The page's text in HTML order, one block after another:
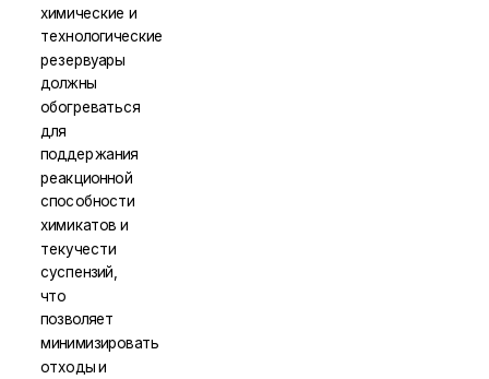
химические и
технологические
резервуары
должны
обогреваться
для
поддержания
реакционной
способности
химикатов и
текучести
суспензий,
что
позволяет
минимизировать
отходы и